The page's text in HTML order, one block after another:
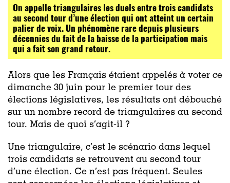
On appelle triangulaires les duels entre trois candidats
au second tour d’une élection qui ont atteint un certain
palier de voix. Un phénomène rare depuis plusieurs
décennies du fait de la baisse de la participation mais
qui a fait son grand retour.
Alors que les Français étaient appelés à voter ce
dimanche 30 juin pour le premier tour des
élections législatives, les résultats ont débouché
sur un nombre record de triangulaires au second
tour. Mais de quoi s’agit-il ?
Une triangulaire, c’est le scénario dans lequel
trois candidats se retrouvent au second tour
d’une élection. Ce n’est pas fréquent. Seules